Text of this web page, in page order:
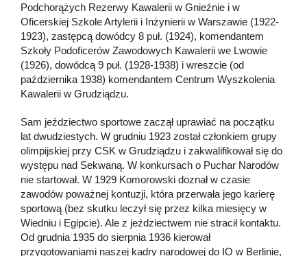
Podchorążych Rezerwy Kawalerii w Gnieźnie i w
Oficerskiej Szkole Artylerii i Inżynierii w Warszawie (1922-
1923), zastępcą dowódcy 8 puł. (1924), komendantem
Szkoły Podoficerów Zawodowych Kawalerii we Lwowie
(1926), dowódcą 9 puł. (1928-1938) i wreszcie (od
października 1938) komendantem Centrum Wyszkolenia
Kawalerii w Grudziądzu.
Sam jeździectwo sportowe zaczął uprawiać na początku
lat dwudziestych. W grudniu 1923 został członkiem grupy
olimpijskiej przy CSK w Grudziądzu i zakwalifikował się do
występu nad Sekwaną. W konkursach o Puchar Narodów
nie startował. W 1929 Komorowski doznał w czasie
zawodów poważnej kontuzji, która przerwała jego karierę
sportową (bez skutku leczył się przez kilka miesięcy w
Wiedniu i Egipcie). Ale z jeździectwem nie stracił kontaktu.
Od grudnia 1935 do sierpnia 1936 kierował
przygotowaniami naszej kadry narodowej do IO w Berlinie,